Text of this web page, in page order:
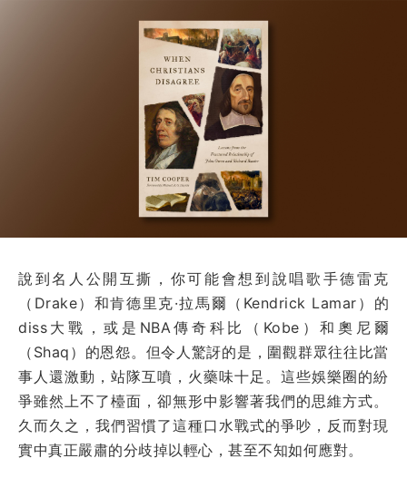
說到名人公開互撕，你可能會想到說唱歌手德雷克
（Drake）和肯德里克·拉馬爾（Kendrick Lamar）的
diss大戰，或是NBA傳奇科比（Kobe）和奧尼爾
（Shaq）的恩怨。但令人驚訝的是，圍觀群眾往往比當
事人還激動，站隊互噴，火藥味十足。這些娛樂圈的紛
爭雖然上不了檯面，卻無形中影響著我們的思維方式。
久而久之，我們習慣了這種口水戰式的爭吵，反而對現
實中真正嚴肅的分歧掉以輕心，甚至不知如何應對。